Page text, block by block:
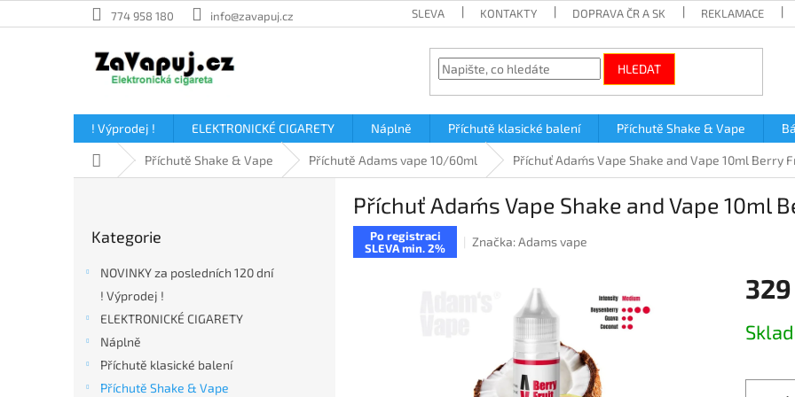
na
774 958 180 info@zavapuj.cz SLEVA KONTAKTY DOPRAVA ČR A SK REKLAMACE
HLEDAT
! Výprodej ! ELEKTRONICKÉ CIGARETY Náplně Příchutě klasické balení Příchutě Shake & Vape
Domů Příchutě Shake & Vape Příchutě Adams vape 10/60ml Příchuť Adam´s Vape Shake and Vape 10ml Berry
kategorie
Kategorie
NOVINKY za posledních 120 dní
! Výprodej !
ELEKTRONICKÉ CIGARETY
Náplně
Příchutě klasické balení
Příchutě Shake & Vape
Příchuť Adam´s Vape Shake and Vape 10ml
Po registraci
SLEVA min. 2%
Značka:Adams vape
cena: